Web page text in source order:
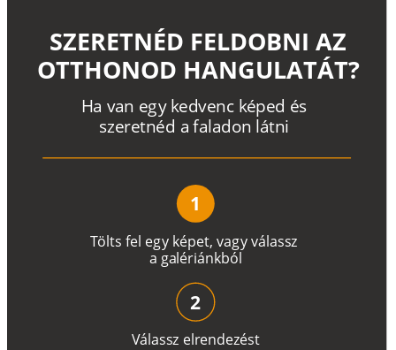
Tölts fel egy képet, vagyválassz
a galériánkból
Ha van egy kedvenc képed és
szeretnéd a faladon látni
SZERETNÉD FELDOBNI AZ
OTTHONOD HANGULATÁT?
1
Válassz elrendezést
2